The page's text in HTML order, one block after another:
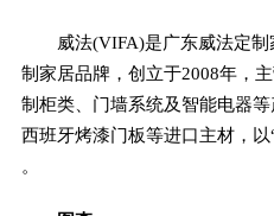
威法(VIFA)是广东威法定制
制家居品牌，创立于2008年，
制柜类、门墙系统及智能电器等
西班牙烤漆门板等进口主材，
。